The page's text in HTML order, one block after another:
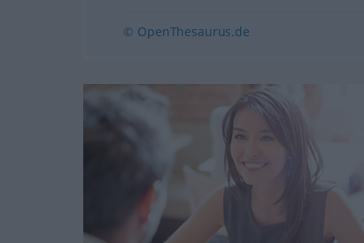
© OpenThesaurus.de